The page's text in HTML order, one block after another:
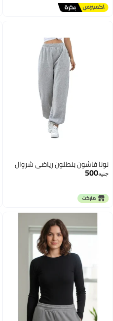
نونا فاشون بنطلون رياضي شروال
جنيه500